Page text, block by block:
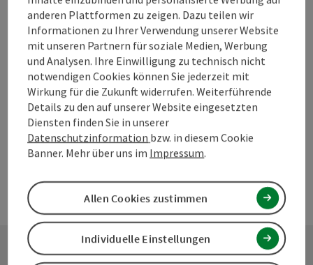
zum Merkzettel
PDF erstellen
In der Nähe
powered byTOURDATA Änderung vorschlagen
anderen Plattformen zu zeigen. Dazu teilen wir
Informationen zu Ihrer Verwendung unserer Website
mit unseren Partnern für soziale Medien, Werbung
und Analysen. Ihre Einwilligung zu technisch nicht
notwendigen Cookies können Sie jederzeit mit
Wirkung für die Zukunft widerrufen. Weiterführende
Details zu den auf unserer Website eingesetzten
Diensten finden Sie in unserer
Datenschutzinformation bzw. in diesem Cookie
Banner. Mehr über uns im Impressum.
Individuelle Einstellungen
Allen Cookies zustimmen